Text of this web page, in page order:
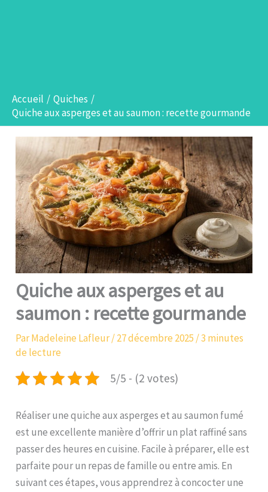
Accueil
Quiches
Quiche aux asperges et au saumon : recette gourmande
Quiche aux asperges et au
saumon : recette gourmande
ParMadeleine Lafleur/27 décembre 2025 /3 minutes
de lecture
5/5 - (2 votes)
Réaliser une quiche aux asperges et au saumon fumé
est une excellente manière d’offrir un plat raffiné sans
passer des heures en cuisine. Facile à préparer, elle est
parfaite pour un repas de famille ou entre amis. En
suivant ces étapes, vous apprendrez à concocter une